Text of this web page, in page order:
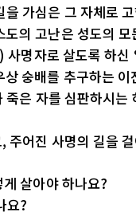
가심은 그 자체로
의 고난은 성도의
명자로 살도록 하신
숭배를 추구하는 이
은 자를 심판하시는
주어진 사명의 길을
살아야 하나요?
요?